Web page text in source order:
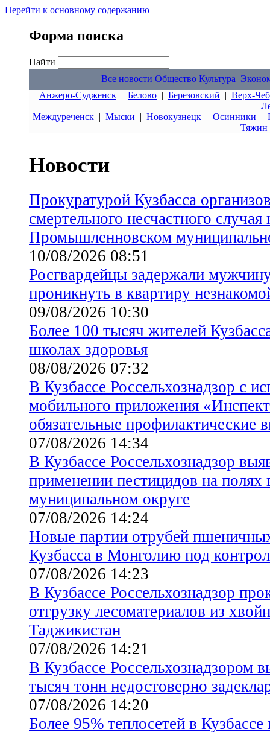
Перейти к основному содержанию
Форма поиска
Найти
Все новости Общество Культура
Анжеро-Судженск | Белово | Березовский | Верх-
Междуреченск| Мыски | Новокузнецк| Осинники |
Тяжин
Новости
Прокуратурой Кузбасса
смертельного несчастного
Промышленновском
10/08/2026 08:51
Росгвардейцы задержали
проникнуть в квартиру
09/08/2026 10:30
Более 100 тысяч жителей
школах здоровья
08/08/2026 07:32
В Кузбассе Россельхознадзор с
мобильного приложения
обязательные профилактические
07/08/2026 14:34
В Кузбассе Россельхознадзор
применении пестицидов на
муниципальном округе
07/08/2026 14:24
Новые партии отрубей
Кузбасса в Монголию под
07/08/2026 14:23
В Кузбассе Россельхознадзор
отгрузку лесоматериалов из
Таджикистан
07/08/2026 14:21
В Кузбассе Россельхознадзором
тысяч тонн недостоверно
07/08/2026 14:20
Более 95% теплосетей в